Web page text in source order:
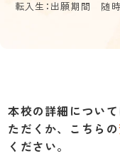
転入生：出願期間 随
本校の詳細につい
ただくか、 こちらの
ください。